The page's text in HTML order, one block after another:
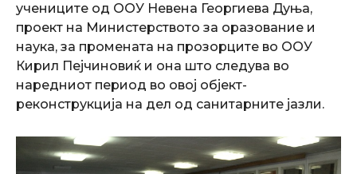
учениците од ООУ Невена Георгиева Дуња,
проект на Министерството за оразование и
наука, за промената на прозорците во ООУ
Кирил Пејчиновиќ и она што следува во
наредниот период во овој објект-
реконструкција на дел од санитарните јазли.